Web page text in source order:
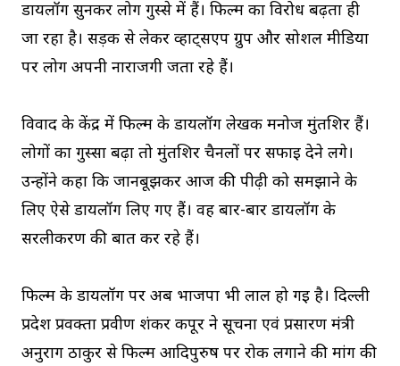
डायलॉग सुनकर लोग गुस्से में हैं। फिल्म का विरोध बढ़ता ही
जा रहा है। सड़क से लेकर व्हाट्सएप ग्रुप और सोशल मीडिया
पर लोग अपनी नाराजगी जता रहे हैं।
विवाद के केंद्र में फिल्म के डायलॉग लेखक मनोज मुंतशिर हैं।
लोगों का गुस्सा बढ़ा तो मुंतशिर चैनलों पर सफाई देने लगे।
उन्होंने कहा कि जानबूझकर आज की पीढ़ी को समझाने के
लिए ऐसे डायलॉग लिए गए हैं। वह बार-बार डायलॉग के
सरलीकरण की बात कर रहे हैं।
फिल्म के डायलॉग पर अब भाजपा भी लाल हो गई है। दिल्ली
प्रदेश प्रवक्ता प्रवीण शंकर कपूर ने सूचना एवं प्रसारण मंत्री
अनुराग ठाकुर से फिल्म आदिपुरुष पर रोक लगाने की मांग की